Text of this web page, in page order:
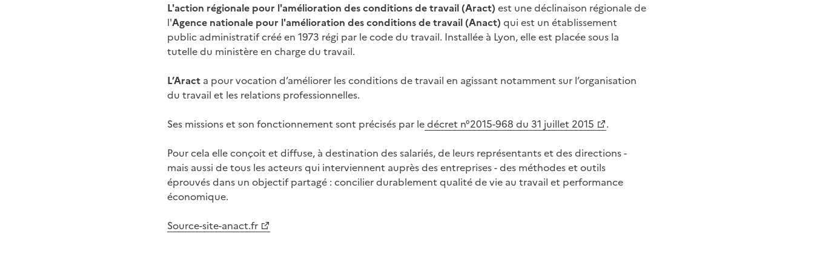
L'action régionale pour l'amélioration des conditions de travail (Aract) est une déclinaison régionale de
l'Agence nationale pour l'amélioration des conditions de travail (Anact) qui est un établissement
public administratif créé en 1973 régi par le code du travail. Installée à Lyon, elle est placée sous la
tutelle du ministère en charge du travail.
L’Aract a pour vocation d’améliorer les conditions de travail en agissant notamment sur l’organisation
du travail et les relations professionnelles.
Ses missions et son fonctionnement sont précisés par ledécret n°2015-968 du 31 juillet 2015
.
Pour cela elle conçoit et diffuse, à destination des salariés, de leurs représentants et des directions -
mais aussi de tous les acteurs qui interviennent auprès des entreprises - des méthodes et outils
éprouvés dans un objectif partagé : concilier durablement qualité de vie au travail et performance
économique.
Source-site-anact.fr